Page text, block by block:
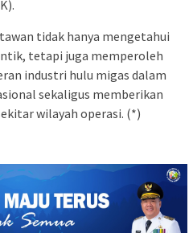
tidak hanya mengetahui
tetapi juga memperoleh
industri hulu migas dalam
sekaligus memberikan
wilayah operasi. (*)